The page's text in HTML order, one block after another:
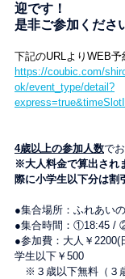
迎です！
是非ご参加くださ
下記のURLよりWEB予
https://coubic.com/
ok/event_type/detail?
4歳以上の参加人数で
※大人料金で算出され
際に小学生以下分は割
●集合場所：ふれあい
●集合時間：①18:45 /
●参加費：大人￥2200(
学生以下￥500
※３歳以下無料（３